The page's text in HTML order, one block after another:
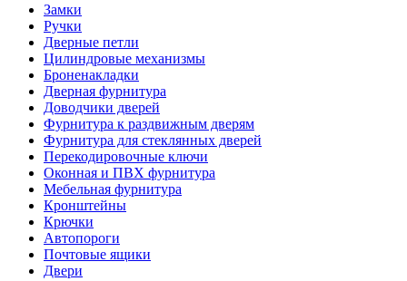
Замки
Ручки
Дверные петли
Цилиндровые механизмы
Броненакладки
Дверная фурнитура
Доводчики дверей
Фурнитура к раздвижным дверям
Фурнитура для стеклянных дверей
Перекодировочные ключи
Оконная и ПВХ фурнитура
Мебельная фурнитура
Кронштейны
Крючки
Автопороги
Почтовые ящики
Двери